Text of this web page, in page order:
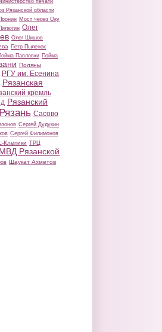
печати
Рязанской области
Мост через Оку
Олег
Олег Шишов
Петр Пыленок
Павловки Пойма
Поляны
РГУ им. Есенина
Рязанская
кремль
Рязанский
Рязань Сасово
Сергей Дудукин
Сергей Филимонов
Клепики ТРЦ
Рязанской
Шаукат Ахметов